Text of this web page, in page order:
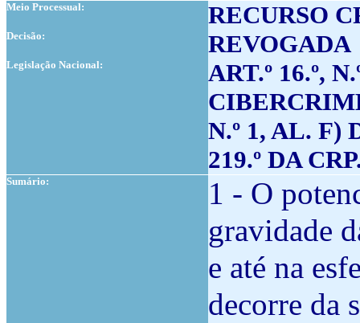
Meio Processual: RECURSO
Decisão: REVOGADA
Legislação Nacional:
ART.º 16.º,
N.º 1, AL. F)
219.º DA
Sumário:
1 - O
gravidade
e até na
decorre da